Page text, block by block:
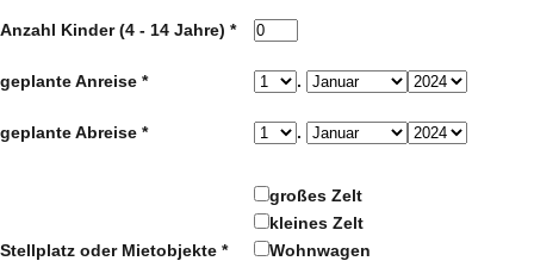
Anzahl Kinder (4 - 14 Jahre) *
geplante Anreise * .
geplante Abreise * .
Stellplatz oder Mietobjekte *
großes Zelt
kleines Zelt
Wohnwagen